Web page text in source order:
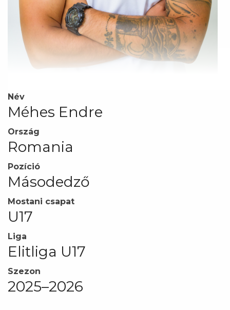
Név
Méhes Endre
Ország
Romania
Pozíció
Másodedző
Mostani csapat
U17
Liga
Elitliga U17
Szezon
2025–2026